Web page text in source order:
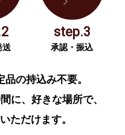
送
step.3
承認・振込
の持込み不要。
に、好きな場所で、
ただけます。